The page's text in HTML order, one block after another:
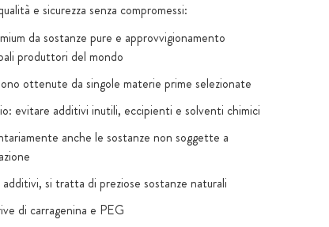
e sicurezza senza compromessi:
da sostanze pure e approvvigionamento
produttori del mondo
ottenute da singole materie prime selezionate
evitare additivi inutili, eccipienti e solventi chimici
anche le sostanze non soggette a
si tratta di preziose sostanze naturali
di carragenina e PEG